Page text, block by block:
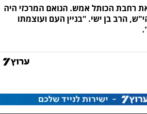
רחבת הכותל אמש. הנואם המרכזי היה
הרב בן ישי. "בניין העם ועוצמתו